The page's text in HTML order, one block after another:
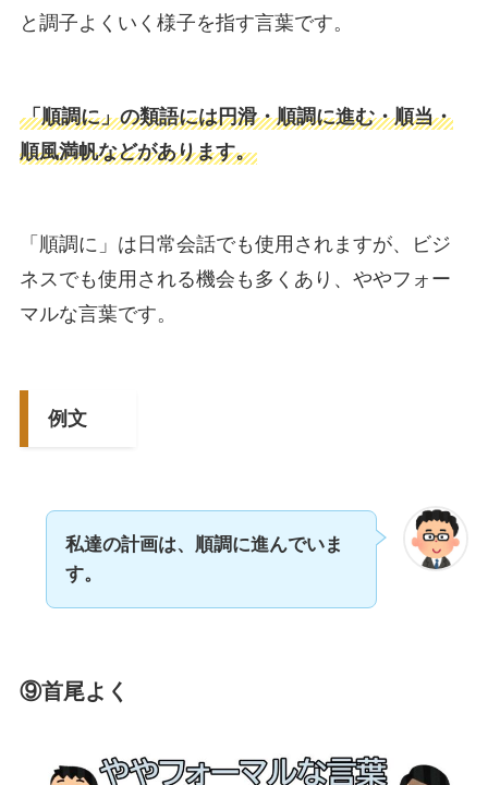
と調子よくいく様子を指す言葉です。
「順調に」の類語には円滑・順調に進む・順当・
順風満帆などがあります。
「順調に」は日常会話でも使用されますが、ビジ
ネスでも使用される機会も多くあり、ややフォー
マルな言葉です。
例文
私達の計画は、順調に進んでいま
す。
⑨首尾よく